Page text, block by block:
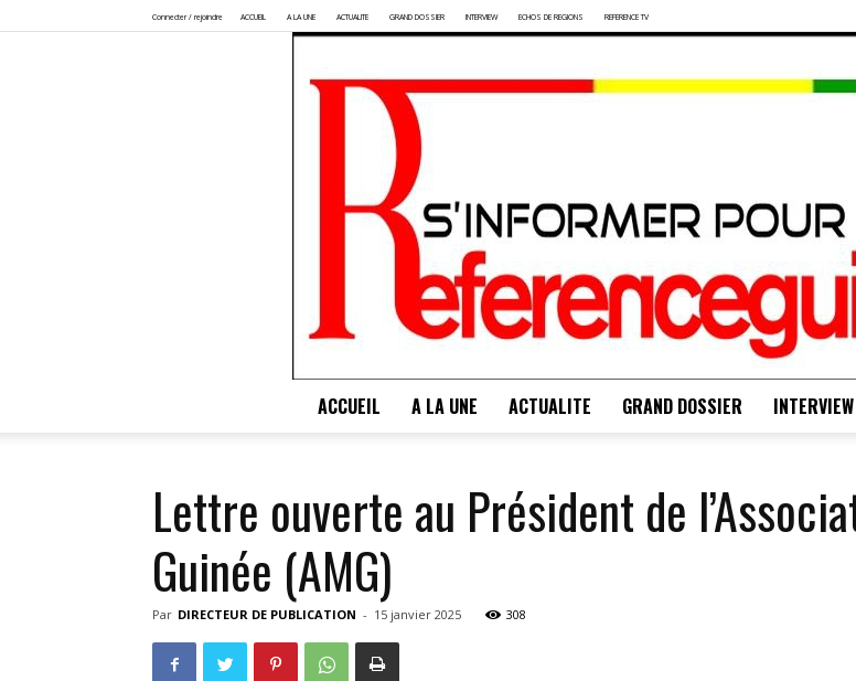
Connecter / rejoindre ACCUEIL A LA UNE ACTUALITE GRAND DOSSIER INTERVIEW ECHOS DE REGIONS REFERENCE TV
ACCUEIL A LA UNE ACTUALITE GRAND DOSSIER INTERVIEW
Lettre ouverte au Président de
Guinée (AMG)
Par DIRECTEUR DE PUBLICATION - 15 janvier 2025 308